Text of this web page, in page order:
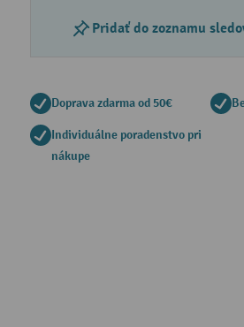
Pridať do zoznamu
Doprava zdarma od 50€
Individuálne poradenstvo pri
nákupe